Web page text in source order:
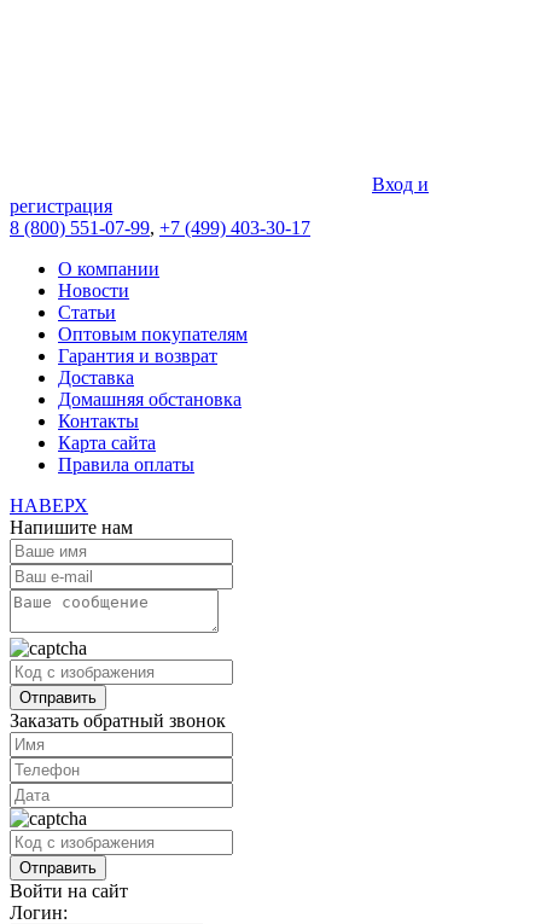
Вход и
регистрация
8 (800) 551-07-99, +7 (499) 403-30-17
О компании
Новости
Статьи
Оптовым покупателям
Гарантия и возврат
Доставка
Домашняя обстановка
Контакты
Карта сайта
Правила оплаты
НАВЕРХ
Напишите нам
Заказать обратный звонок
Войти на сайт
Логин: